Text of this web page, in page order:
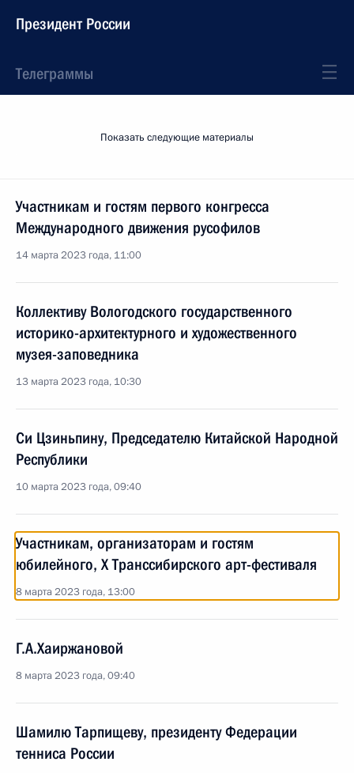
Президент России
Телеграммы
Показать следующие материалы
Участникам и гостям первого конгресса
Международного движения русофилов
14 марта 2023 года, 11:00
Коллективу Вологодского государственного
историко-архитектурного и художественного
музея-заповедника
13 марта 2023 года, 10:30
Си Цзиньпину, Председателю Китайской Народной
Республики
10 марта 2023 года, 09:40
Участникам, организаторам и гостям
юбилейного, X Транссибирского арт-фестиваля
8 марта 2023 года, 13:00
Г.А.Хаиржановой
8 марта 2023 года, 09:40
Шамилю Тарпищеву, президенту Федерации
тенниса России